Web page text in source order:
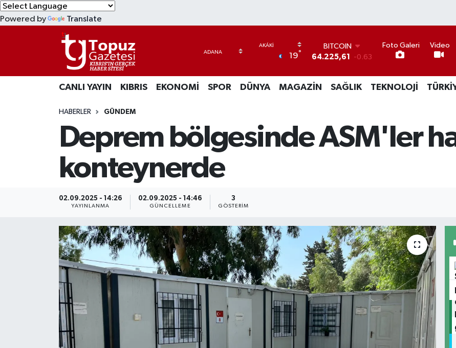
Powered by Translate
19°
64.225,61
DOLAR
EURO
GRAM ALTIN
6510.40
0.45
BİST100
Foto Galeri Video
CANLI YAYIN KIBRIS EKONOMİ SPOR DÜNYA MAGAZİN SAĞLIK TEKNOLOJİ
HABERLER GÜNDEM
Deprem bölgesinde ASM'ler
konteynerde
02.09.2025 - 14:26
YAYINLANMA
02.09.2025 - 14:46
GÜNCELLEME
3
GÖSTERIM
EKONOMİ
MAGAZİN
TEKNOLOJİ
Lefkoşa Nöbetçi Eczaneler
Lefkoşa Hava Durumu
Lefkoşa Trafik Yoğunluk Haritası
Süper Lig Puan Durumu ve Fikstür
Tüm Manşetler
Son Dakika Haberleri
Haber Arşivi